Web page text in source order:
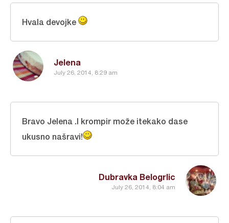
Jelena
July 26, 2014, 8:29 am
Hvala devojke
Dubravka Belogrlic
July 26, 2014, 8:04 am
Bravo Jelena .I krompir može itekako dase
ukusno našravi!